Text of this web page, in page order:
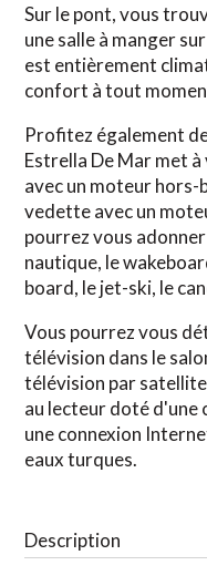
Sur le pont, vous
une salle à manger
est entièrement
confort à tout
Profitez également
Estrella De Mar met
avec un moteur hors-
vedette avec un
pourrez vous
nautique, le
board, le jet-ski, le
Vous pourrez vous
télévision dans le
télévision par
au lecteur doté d'une
une connexion
eaux turques.
Description